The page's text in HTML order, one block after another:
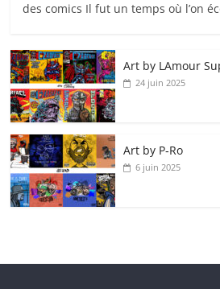
des comics Il fut un temps où l’on
Art by LAmour
24 juin 2025
Art by P‑Ro
6 juin 2025